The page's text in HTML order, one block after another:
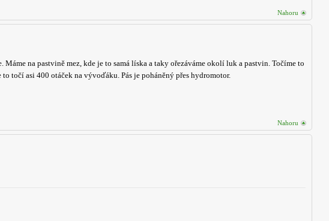
Nahoru
na pastvině mez, kde je to samá líska a taky ořezáváme okolí luk a pastvin. Točíme to
točí asi 400 otáček na vývoďáku. Pás je poháněný přes hydromotor.
Nahoru